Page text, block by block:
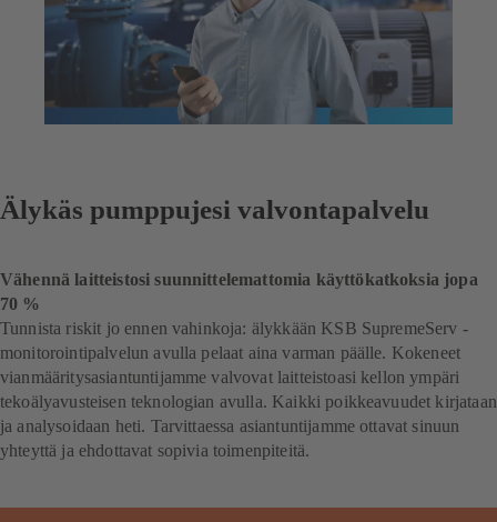
Älykäs pumppujesi valvontapalvelu
Vähennä laitteistosi suunnittelemattomia käyttökatkoksia jopa
70 %
Tunnista riskit jo ennen vahinkoja: älykkään KSB SupremeServ -
monitorointipalvelun avulla pelaat aina varman päälle. Kokeneet
vianmääritysasiantuntijamme valvovat laitteistoasi kellon ympäri
tekoälyavusteisen teknologian avulla. Kaikki poikkeavuudet kirjataan
ja analysoidaan heti. Tarvittaessa asiantuntijamme ottavat sinuun
yhteyttä ja ehdottavat sopivia toimenpiteitä.